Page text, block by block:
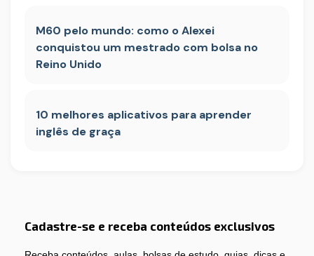
M60 pelo mundo: como o Alexei
conquistou um mestrado com bolsa no
Reino Unido
10 melhores aplicativos para aprender
inglês de graça
Cadastre-se e receba conteúdos exclusivos